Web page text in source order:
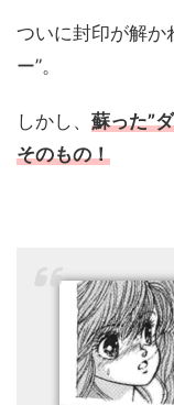
ついに封印が解か
ー”。
しかし、 蘇った”
そのもの！